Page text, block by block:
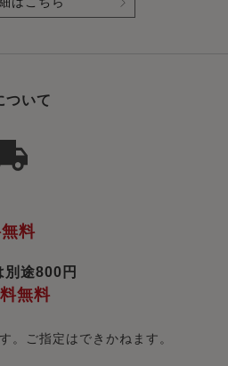
ついて
料
別途800円
無料
。ご指定はできかねます。